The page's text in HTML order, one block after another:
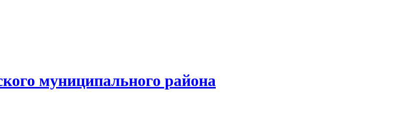
муниципального района